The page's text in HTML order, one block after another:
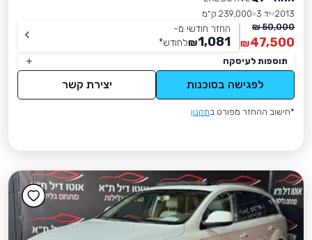
2013 יד 3
239,000 ק״מ
50,000 ₪
47,500
₪
החזר חודשי מ-
1,081
₪לחודש*
תוספות לעיסקה
לפגישה בסוכנות יצירת קשר
*חישוב ההחזר מפורט בתקנון